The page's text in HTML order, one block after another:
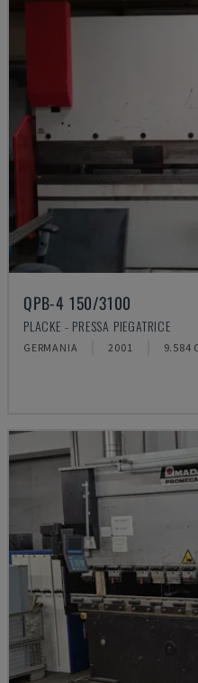
QPB-4 150/3100
PLACKE - PRESSA PIEGATRICE
GERMANIA 2001 9.584